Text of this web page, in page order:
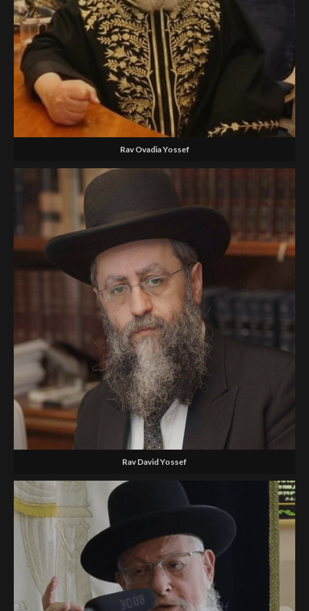
Rav Ovadia Yossef
Rav David Yossef